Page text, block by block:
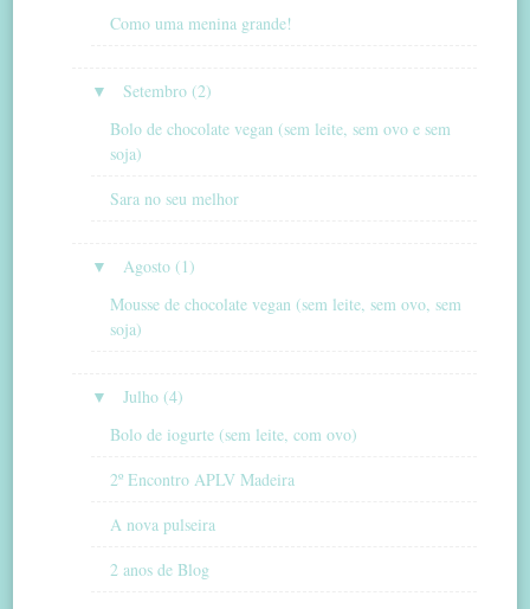
Como uma menina grande!
▼
Setembro (2)
Bolo de chocolate vegan (sem leite, sem ovo e sem
soja)
Sara no seu melhor
▼
Agosto (1)
Mousse de chocolate vegan (sem leite, sem ovo, sem
soja)
▼
Julho (4)
Bolo de iogurte (sem leite, com ovo)
2º Encontro APLV Madeira
A nova pulseira
2 anos de Blog